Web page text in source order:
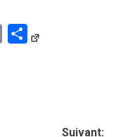
Print Partager
Suivant: